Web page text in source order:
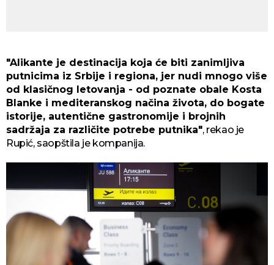
"Alikante je destinacija koja će biti zanimljiva
putnicima iz Srbije i regiona, jer nudi mnogo više
od klasičnog letovanja - od poznate obale Kosta
Blanke i mediteranskog načina života, do bogate
istorije, autentične gastronomije i brojnih
sadržaja za različite potrebe putnika", rekao je
Rupić, saopštila je kompanija.